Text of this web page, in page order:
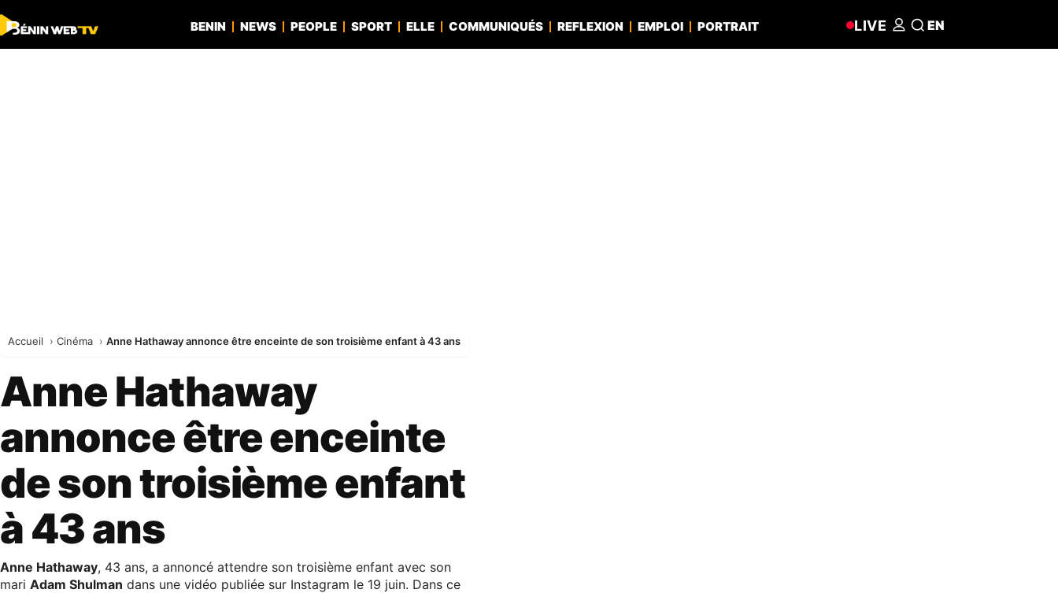
BENIN NEWS PEOPLE SPORT ELLE COMMUNIQUÉS REFLEXION EMPLOI PORTRAIT LIVE EN
Accueil Cinéma Anne Hathaway annonce être enceinte de son troisième enfant à 43 ans
Anne Hathaway
annonce être enceinte
de son troisième enfant
à 43 ans
Anne Hathaway, 43 ans, a annoncé attendre son troisième enfant avec son
mari Adam Shulman dans une vidéo publiée sur Instagram le 19 juin. Dans ce